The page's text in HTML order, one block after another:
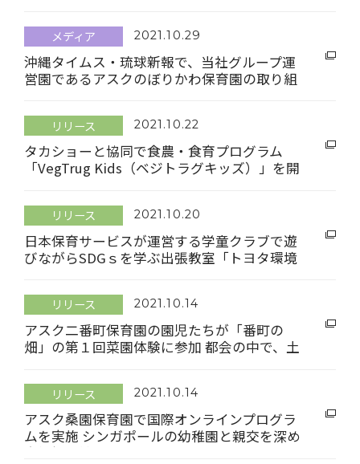
り使いやすいサイトに
メディア 2021.10.29
沖縄タイムス・琉球新報で、当社グループ運
営園であるアスクのぼりかわ保育園の取り組
リリース 2021.10.22
タカショーと協同で食農・食育プログラム
「VegTrug Kids（ベジトラグキッズ）」を開
リリース 2021.10.20
日本保育サービスが運営する学童クラブで遊
びながらSDGｓを学ぶ出張教室「トヨタ環境
リリース 2021.10.14
アスク二番町保育園の園児たちが「番町の
畑」の第１回菜園体験に参加 都会の中で、土
を体験
リリース 2021.10.14
アスク桑園保育園で国際オンラインプログラ
ムを実施 シンガポールの幼稚園と親交を深め
多様性に触れる